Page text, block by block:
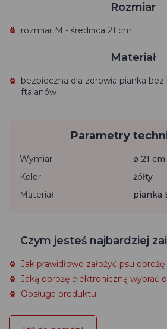
Rozmiar
rozmiar M - średnica 21 cm
Materiał
bezpieczna dla zdrowia pianka bez
ftalanów
Parametry
Wymiar
ø 21 cm
Kolor
żółty
Materiał
pianka
Czym jesteś najbardziej
Jak prawidłowo założyć psu
Jaką obrożę elektroniczną wybrać
Obsługa produktu